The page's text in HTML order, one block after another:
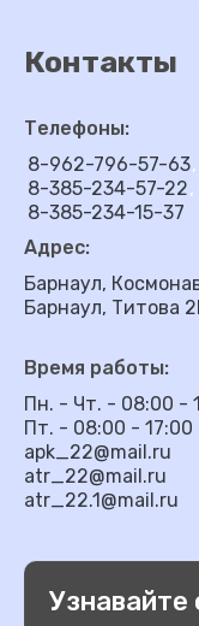
Контакты
Телефоны:
8-962-796-57-63
8-385-234-57-22
8-385-234-15-37
Адрес:
Барнаул,
Барнаул, Титова
Время работы:
Пн. - Чт. - 08:00 -
Пт. - 08:00 - 17:00
apk_22@mail.ru
atr_22@mail.ru
atr_22.1@mail.ru
Узнавайте